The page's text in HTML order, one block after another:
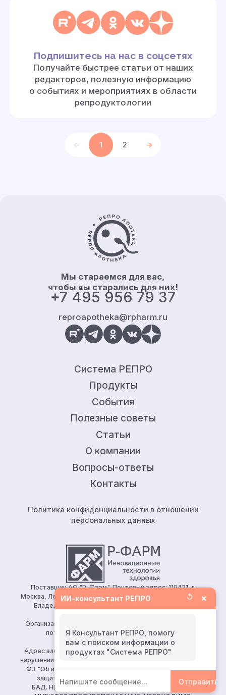
Подпишитесь на нас в соцсетях
Получайте быстрее статьи от наших
редакторов, полезную информацию
о событиях и мероприятиях в области
репродуктологии
<- 1 2 ->
Контакты и информация
+7 495 956 79 37
reproapotheka@rpharm.ru
Мы стараемся для вас,
чтобы вы старались для них!
Система РЕПРО
Продукты
События
Полезные советы
Статьи
О компании
Вопросы-ответы
Контакты
Политика конфиденциальности в отношении
персональных данных
Поставщик АО "Р-Фарм". Почтовый адрес: 119421, г.
Москва, Ленинский проспект, д.111, корп.1, этаж 5, ком.128.
Владелец сайта: АО «Р-Фарм» 123154, Москва, ул.
Организация, уполномоченная принимать претензии от
потребителей: ООО «Р-Фарм Косметикс»
Тел:+7 (495) 165 10 75
Адрес электронной почты для направления заявления о
нарушении авторских и (или) смежных прав (ч. 2 ст. 10, 149-
ФЗ "Об информации, информационных технологиях и о
защите информации")
reproapotheka@rpharm.ru
БАД. НЕ ЯВЛЯЕТСЯ ЛЕКАРСТВЕННЫМ СРЕДСТВОМ.
ИИ-консультант РЕПРО ↺ ×
Я Консультант РЕПРО, помогу
вам с поиском информации о
Отправить